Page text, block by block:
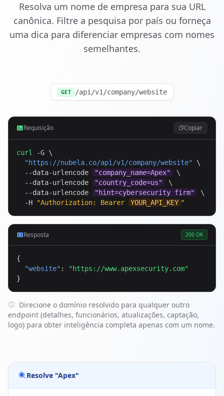
Resolva um nome de empresa para sua URL
canônica. Filtre a pesquisa por país ou forneça
uma dica para diferenciar empresas com nomes
semelhantes.
GET /api/v1/company/website
Requisição Copiar
curl
-G \
"https://nubela.co/api/v1/company/website" \
  --data-urlencode
"company_name=Apex"
\
  --data-urlencode
"country_code=us"
\
  --data-urlencode
"hint=cybersecurity firm"
\
  -H
"Authorization: Bearer YOUR_API_KEY "
Resposta 200 OK
{
"website" :
"https://www.apexsecurity.com"
}
Direcione o domínio resolvido para qualquer outro
endpoint (detalhes, funcionários, atualizações, captação,
logo) para obter inteligência completa apenas com um nome.
Resolve "Apex"